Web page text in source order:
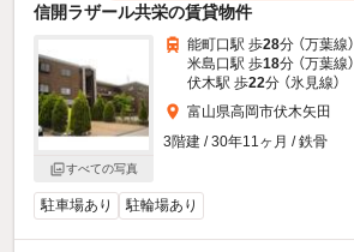
信開ラザール共栄の賃貸物件
すべての写真
能町口駅 歩28分 （万葉線）
米島口駅 歩18分 （万葉線）
伏木駅 歩22分 （氷見線）
富山県高岡市伏木矢田
3階建 / 30年11ヶ月 / 鉄骨
駐車場あり 駐輪場あり